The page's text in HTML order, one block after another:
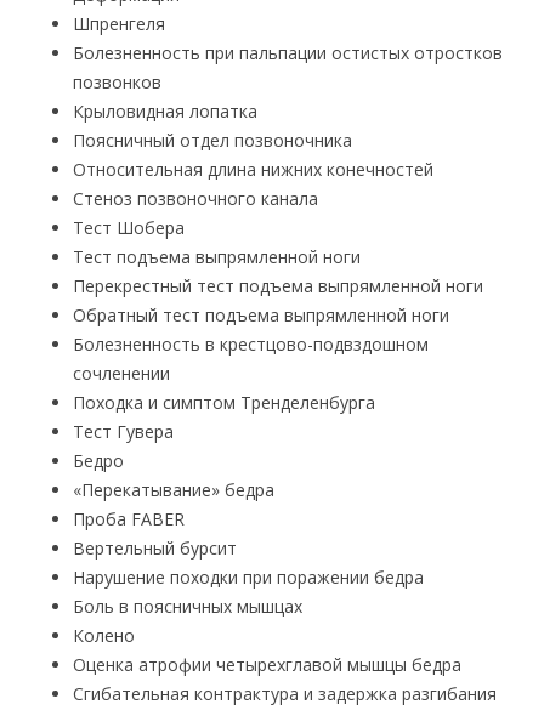
Шпренгеля
Болезненность при пальпации остистых отростков
позвонков
Крыловидная лопатка
Поясничный отдел позвоночника
Относительная длина нижних конечностей
Стеноз позвоночного канала
Тест Шобера
Тест подъема выпрямленной ноги
Перекрестный тест подъема выпрямленной ноги
Обратный тест подъема выпрямленной ноги
Болезненность в крестцово-подвздошном
сочленении
Походка и симптом Тренделенбурга
Тест Гувера
Бедро
«Перекатывание» бедра
Проба FABER
Вертельный бурсит
Нарушение походки при поражении бедра
Боль в поясничных мышцах
Колено
Оценка атрофии четырехглавой мышцы бедра
Сгибательная контрактура и задержка разгибания